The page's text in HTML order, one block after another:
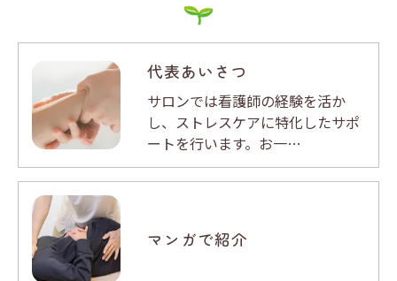
代表あいさつ
サロンでは看護師の経験を活か
し、ストレスケアに特化したサポ
ートを行います。お一…
マンガで紹介